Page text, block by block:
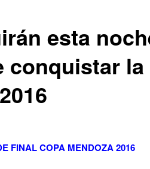
esta
conquistar la
FINAL COPA MENDOZA 2016